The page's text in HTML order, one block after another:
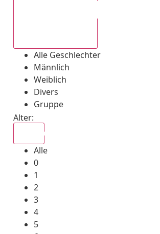
Alle Geschlechter
Männlich
Weiblich
Divers
Gruppe
Alter:
Alle
0
1
2
3
4
5